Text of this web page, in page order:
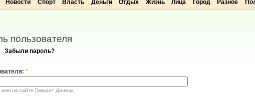
Новости Спорт Власть Деньги Отдых Жизнь Лица Город Разное
пользователя
Забыли пароль?
*
на сайте Говорит Донецк.